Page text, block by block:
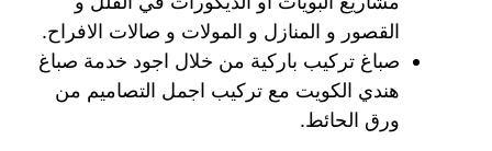
القصور و المنازل و المولات و صالات الافراح.
صباغ تركيب باركية من خلال اجود خدمة صباغ
هندي الكويت مع تركيب اجمل التصاميم من
ورق الحائط.